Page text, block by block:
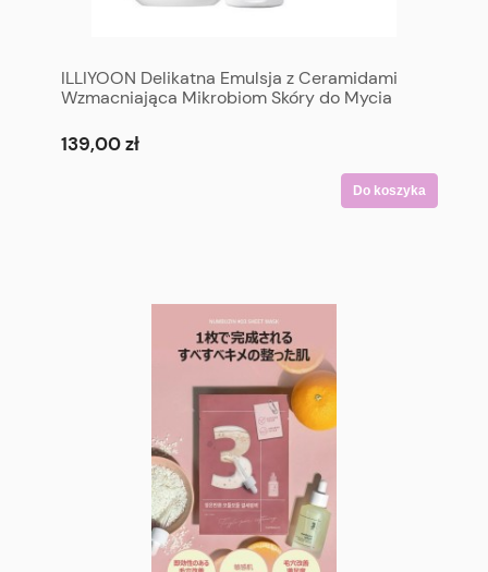
ILLIYOON Delikatna Emulsja z Ceramidami
Wzmacniająca Mikrobiom Skóry do Mycia
Ceramide Ato Lotion 334 ml + 100 ml
139,00 zł
Do koszyka